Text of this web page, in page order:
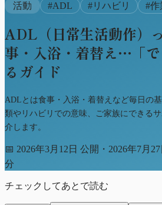
活動 #ADL #リハビリ #作
ADL（日常生活動作）
事・入浴・着替え…「
るガイド
ADLとは食事・入浴・着替えなど毎日の
類やリハビリでの意味、ご家族にできる
介します。
📅 2026年3月12日 公開・2026年7月
分
チェックしてあとで読む